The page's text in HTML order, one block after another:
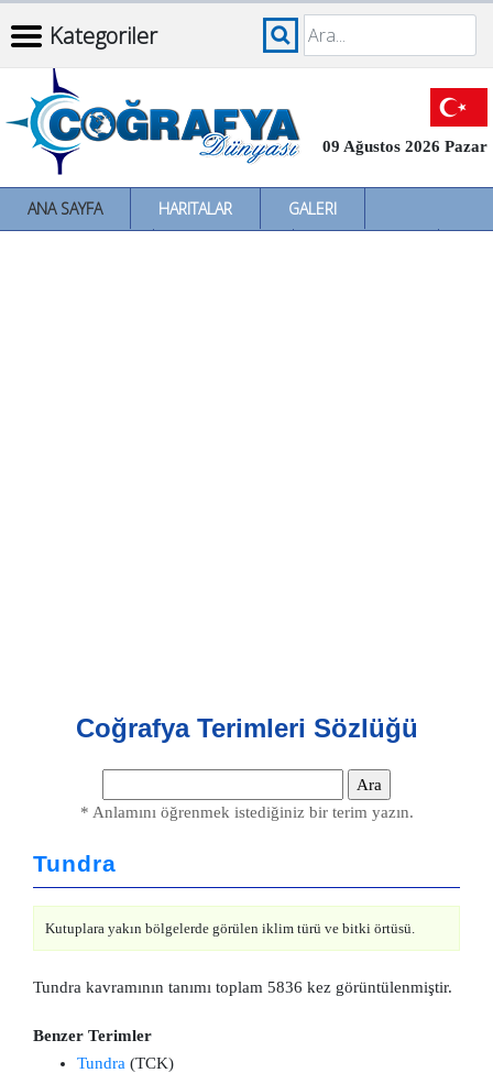
Kategoriler
09 Ağustos 2026 Pazar
ANA SAYFA HARITALAR
GALERI
Coğrafya Terimleri Sözlüğü
* Anlamını öğrenmek istediğiniz bir terim yazın.
Tundra
Kutuplara yakın bölgelerde görülen iklim türü ve bitki örtüsü.
Tundra kavramının tanımı toplam 5836 kez görüntülenmiştir.
Benzer Terimler
Tundra (TCK)